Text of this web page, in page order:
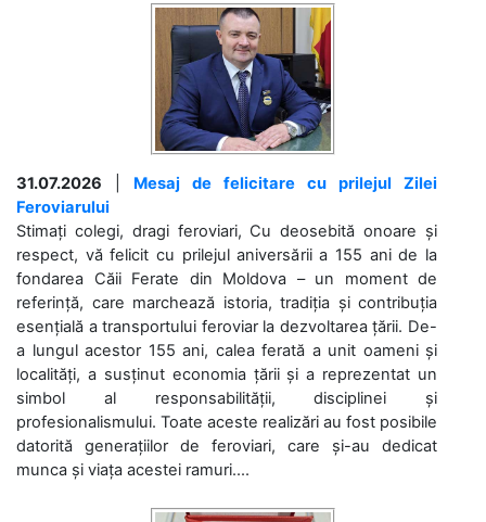
31.07.2026
Mesaj de felicitare cu prilejul Zilei
Feroviarului
Stimați colegi, dragi feroviari, Cu deosebită onoare și
respect, vă felicit cu prilejul aniversării a 155 ani de la
fondarea Căii Ferate din Moldova – un moment de
referință, care marchează istoria, tradiția și contribuția
esențială a transportului feroviar la dezvoltarea țării. De-
a lungul acestor 155 ani, calea ferată a unit oameni și
localități, a susținut economia țării și a reprezentat un
simbol al responsabilității, disciplinei și
profesionalismului. Toate aceste realizări au fost posibile
datorită generațiilor de feroviari, care și-au dedicat
munca și viața acestei ramuri....